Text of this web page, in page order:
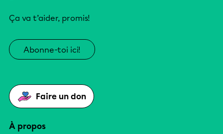
Ça va t’aider, promis!
Abonne-toi ici!
Faire un don
À propos